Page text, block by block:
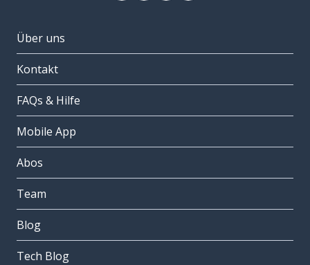
Über uns
Kontakt
FAQs & Hilfe
Mobile App
Abos
Team
Blog
Tech Blog